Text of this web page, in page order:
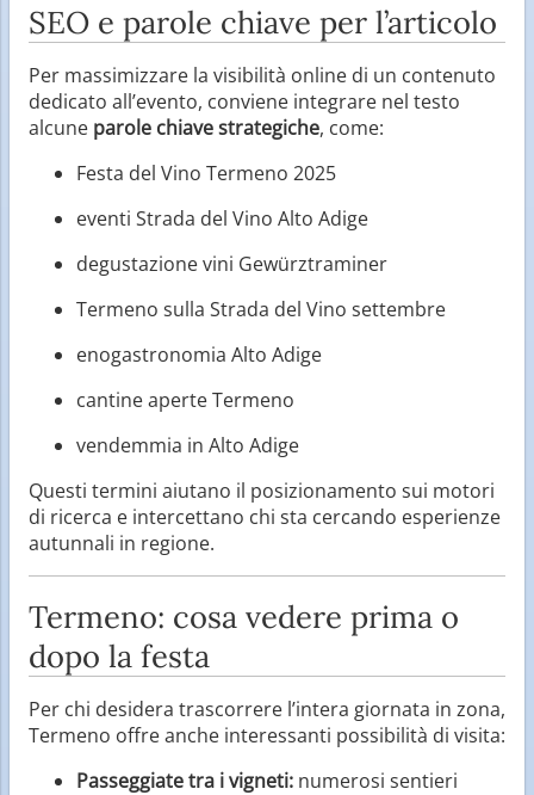
SEO e parole chiave per l’articolo
Per massimizzare la visibilità online di un contenuto
dedicato all’evento, conviene integrare nel testo
alcune parole chiave strategiche, come:
Festa del Vino Termeno 2025
eventi Strada del Vino Alto Adige
degustazione vini Gewürztraminer
Termeno sulla Strada del Vino settembre
enogastronomia Alto Adige
cantine aperte Termeno
vendemmia in Alto Adige
Questi termini aiutano il posizionamento sui motori
di ricerca e intercettano chi sta cercando esperienze
autunnali in regione.
Termeno: cosa vedere prima o
dopo la festa
Per chi desidera trascorrere l’intera giornata in zona,
Termeno offre anche interessanti possibilità di visita:
Passeggiate tra i vigneti: numerosi sentieri